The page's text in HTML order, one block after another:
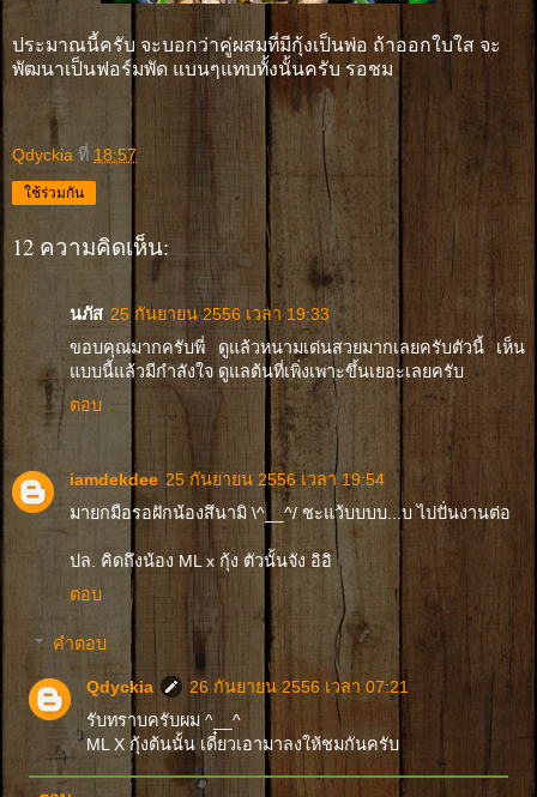
ประมาณนี้ครับ จะบอกว่าคู่ผสมที่มีกุ้งเป็นพ่อ ถ้าออกใบใส จะ
พัฒนาเป็นฟอร์มพัด แบนๆแทบทั้งนั้นครับ รอชม
Qdyckia ที่ 18:57
ใช้ร่วมกัน
12 ความคิดเห็น:
นภัส 25 กันยายน 2556 เวลา 19:33
ขอบคุณมากครับพี่ ดูแล้วหนามเด่นสวยมากเลยครับตัวนี้ เห็น
แบบนี้แล้วมีกำลังใจ ดูแลต้นที่เพิ่งเพาะขึ้นเยอะเลยครับ
ตอบ
iamdekdee 25 กันยายน 2556 เวลา 19:54
มายกมือรอฝักน้องสึนามิ \^__^/ ชะแว้บบบบ...บ ไปปั่นงานต่อ
ปล. คิดถึงน้อง ML x กุ้ง ตัวนั้นจัง อิอิ
ตอบ
คำตอบ
Qdyckia
26 กันยายน 2556 เวลา 07:21
รับทราบครับผม ^__^
ML X กุ้งต้นนั้น เดี๋ยวเอามาลงให้ชมกันครับ